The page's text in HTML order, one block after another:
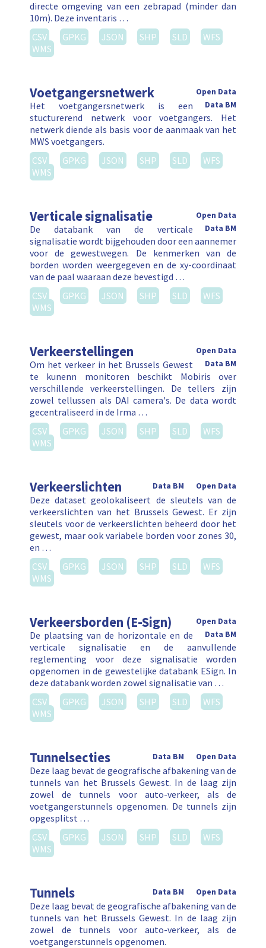
directe omgeving van een zebrapad (minder dan
10m). Deze inventaris …
CSV
GPKG JSON SHP SLD
WFS
WMS
Voetgangersnetwerk
Open Data
Data BM
Het voetgangersnetwerk is een
stucturerend netwerk voor voetgangers. Het
netwerk diende als basis voor de aanmaak van het
MWS voetgangers.
CSV
GPKG JSON SHP SLD
WFS
WMS
Verticale signalisatie
Open Data
Data BM
De databank van de verticale
signalisatie wordt bijgehouden door een aannemer
voor de gewestwegen. De kenmerken van de
borden worden weergegeven en de xy-coordinaat
van de paal waaraan deze bevestigd …
CSV
GPKG JSON SHP SLD
WFS
WMS
Verkeerstellingen
Open Data
Data BM
Om het verkeer in het Brussels Gewest
te kunenn monitoren beschikt Mobiris over
verschillende verkeerstellingen. De tellers zijn
zowel tellussen als DAI camera's. De data wordt
gecentraliseerd in de Irma …
CSV
GPKG JSON SHP SLD
WFS
WMS
Verkeerslichten Open Data
Data BM
Deze dataset geolokaliseert de sleutels van de
verkeerslichten van het Brussels Gewest. Er zijn
sleutels voor de verkeerslichten beheerd door het
gewest, maar ook variabele borden voor zones 30,
en …
CSV
GPKG JSON SHP SLD
WFS
WMS
Verkeersborden (E-Sign)
Open Data
Data BM
De plaatsing van de horizontale en de
verticale signalisatie en de aanvullende
reglementing voor deze signalisatie worden
opgenomen in de gewestelijke databank ESign. In
deze databank worden zowel signalisatie van …
CSV
GPKG JSON SHP SLD
WFS
WMS
Tunnelsecties Open Data
Data BM
Deze laag bevat de geografische afbakening van de
tunnels van het Brussels Gewest. In de laag zijn
zowel de tunnels voor auto-verkeer, als de
voetgangerstunnels opgenomen. De tunnels zijn
opgesplitst …
CSV
GPKG JSON SHP SLD
WFS
WMS
Tunnels Open Data
Data BM
Deze laag bevat de geografische afbakening van de
tunnels van het Brussels Gewest. In de laag zijn
zowel de tunnels voor auto-verkeer, als de
voetgangerstunnels opgenomen.